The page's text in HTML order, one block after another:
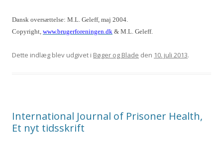
Dansk oversættelse: M.L. Geleff, maj 2004.
Copyright, www.brugerforeningen.dk & M.L. Geleff.
Dette indlæg blev udgivet i Bøger og Blade den 10. juli 2013.
International Journal of Prisoner Health,
Et nyt tidsskrift